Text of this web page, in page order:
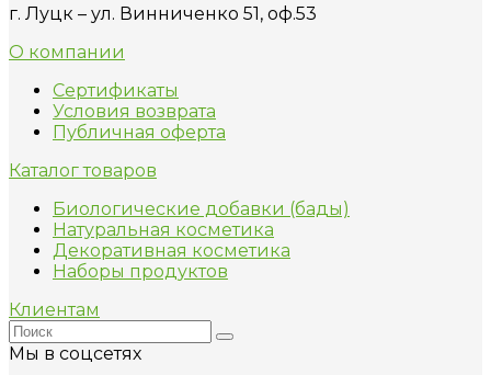
г. Луцк – ул. Винниченко 51, оф.53
О компании
Сертификаты
Условия возврата
Публичная оферта
Каталог товаров
Биологические добавки (бады)
Натуральная косметика
Декоративная косметика
Наборы продуктов
Клиентам
Мы в соцсетях